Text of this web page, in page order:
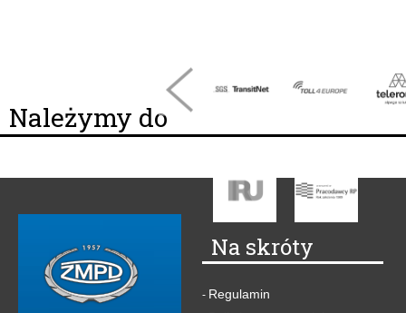
Należymy do
Na skróty
- Regulamin